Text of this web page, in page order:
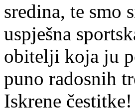
sredina, te smo
uspješna
obitelji koja ju
puno radosnih
Iskrene čestitke!